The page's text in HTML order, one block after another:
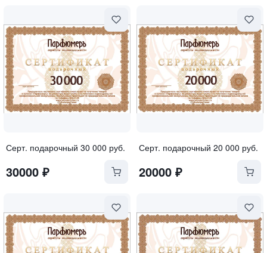
Серт. подарочный 30 000 руб.
30000 ₽
Серт. подарочный 20 000 руб.
20000₽